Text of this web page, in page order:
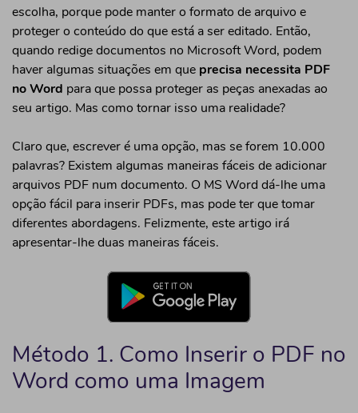
PDF Annotator
• Editor de PDF
• Editores de PDF
Ferramentas
• PDF Form Creator
• Leitor de PDF
escolha, porque pode manter o formato de arquivo e
proteger o conteúdo do que está a ser editado. Então,
quando redige documentos no Microsoft Word, podem
haver algumas situações em que precisa necessita PDF
no Word para que possa proteger as peças anexadas ao
seu artigo. Mas como tornar isso uma realidade?
Claro que, escrever é uma opção, mas se forem 10.000
palavras? Existem algumas maneiras fáceis de adicionar
arquivos PDF num documento. O MS Word dá-lhe uma
opção fácil para inserir PDFs, mas pode ter que tomar
diferentes abordagens. Felizmente, este artigo irá
apresentar-lhe duas maneiras fáceis.
Método 1. Como Inserir o PDF no
Word como uma Imagem